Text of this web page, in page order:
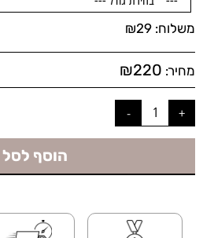
משלוח: ₪29
מחיר: ₪220
הוסף לסל